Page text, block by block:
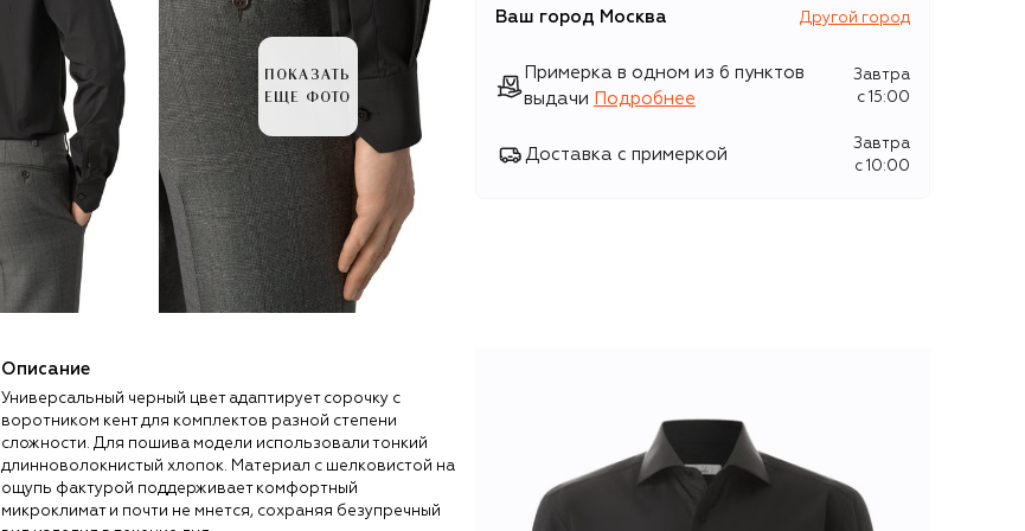
ПОКАЗАТЬ
ЕЩЕ ФОТО
Ваш город Москва Другой город
Примерка в одном из 6 пунктов
выдачи
Подробнее
Завтра
c 15:00
Доставка с примеркой
Завтра
c 10:00
Описание
Универсальный черный цвет адаптирует сорочку с
воротником кент для комплектов разной степени
сложности. Для пошива модели использовали тонкий
длинноволокнистый хлопок. Материал с шелковистой на
ощупь фактурой поддерживает комфортный
микроклимат и почти не мнется, сохраняя безупречный